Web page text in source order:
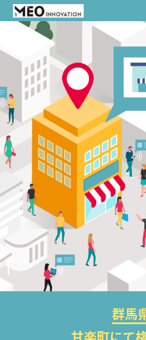
群馬
甘楽町にて